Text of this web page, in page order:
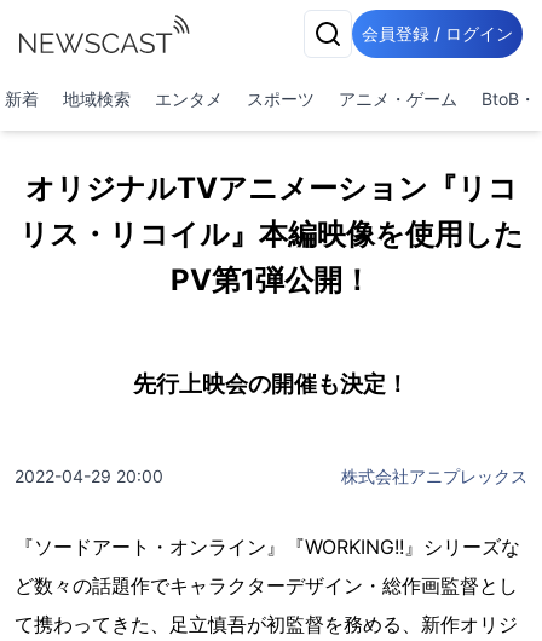
会員登録 / ログイン
新着 地域検索 エンタメ スポーツ アニメ・ゲーム BtoB・
オリジナルTVアニメーション『リコ
リス・リコイル』本編映像を使用した
PV第1弾公開！
先行上映会の開催も決定！
2022-04-29 20:00 株式会社アニプレックス
『ソードアート・オンライン』『WORKING!!』シリーズな
ど数々の話題作でキャラクターデザイン・総作画監督とし
て携わってきた、足立慎吾が初監督を務める、新作オリジ